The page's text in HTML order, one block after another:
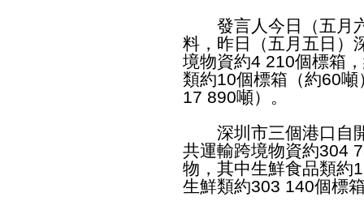
發言人今日（五月六
料，昨日（五月五日）
境物資約4 210個標箱
類約10個標箱（約60
17 890噸）。
深圳市三個港口自開
共運輸跨境物資約304
物，其中生鮮食品類約
生鮮類約303 140個標